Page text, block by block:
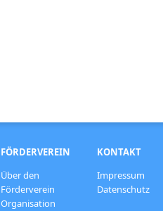
FÖRDERVEREIN
Über den
Förderverein
Organisation
KONTAKT
Impressum
Datenschutz